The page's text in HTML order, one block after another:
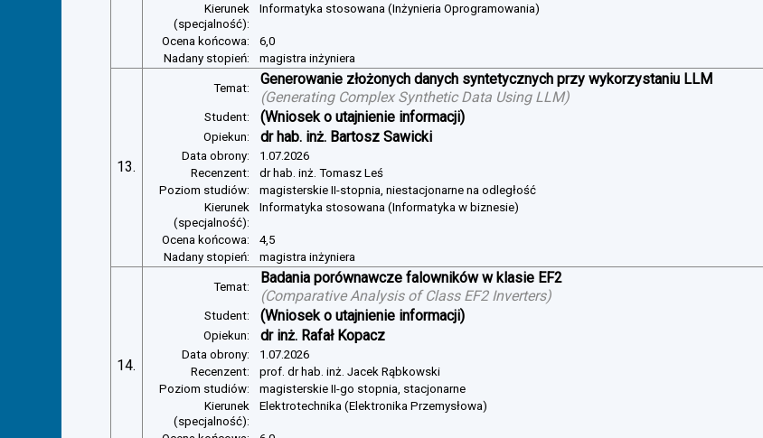
Kierunek
(specjalność):
Informatyka stosowana (Inżynieria Oprogramowania)
Ocena końcowa:
6,0
Nadany stopień:
magistra inżyniera
13.
Temat:
Generowanie złożonych danych syntetycznych przy wykorzystaniu LLM
(Generating Complex Synthetic Data Using LLM)
Student: (Wniosek o utajnienie informacji)
Opiekun: dr hab. inż. Bartosz Sawicki
Data obrony:
1.07.2026
Recenzent:
dr hab. inż. Tomasz Leś
Poziom studiów:
magisterskie II-stopnia, niestacjonarne na odległość
Kierunek
(specjalność):
Informatyka stosowana (Informatyka w biznesie)
Ocena końcowa:
4,5
Nadany stopień:
magistra inżyniera
14.
Temat:
Badania porównawcze falowników w klasie EF2
(Comparative Analysis of Class EF2 Inverters)
Student: (Wniosek o utajnienie informacji)
Opiekun: dr inż. Rafał Kopacz
Data obrony:
1.07.2026
Recenzent:
prof. dr hab. inż. Jacek Rąbkowski
Poziom studiów:
magisterskie II-go stopnia, stacjonarne
Kierunek
(specjalność):
Elektrotechnika (Elektronika Przemysłowa)